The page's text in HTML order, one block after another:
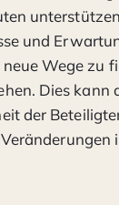
und
Wege zu
Dies kann
der